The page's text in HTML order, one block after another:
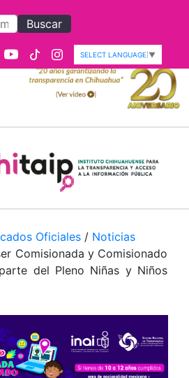
Buscar
SELECT LANGUAGE ▼
Oficiales / Noticias
Comisionada y Comisionado
del Pleno Niñas y Niños